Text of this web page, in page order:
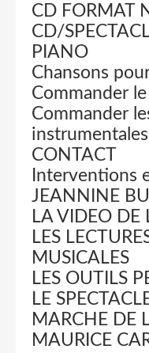
CD FORMAT
CD/
PIANO
Chansons
Commander
Commander
instrumentales
CONTACT
Interventions
JEANNINE
LA VIDEO DE
LES
MUSICALES
LES OUTILS
LE
MARCHE DE
MAURICE